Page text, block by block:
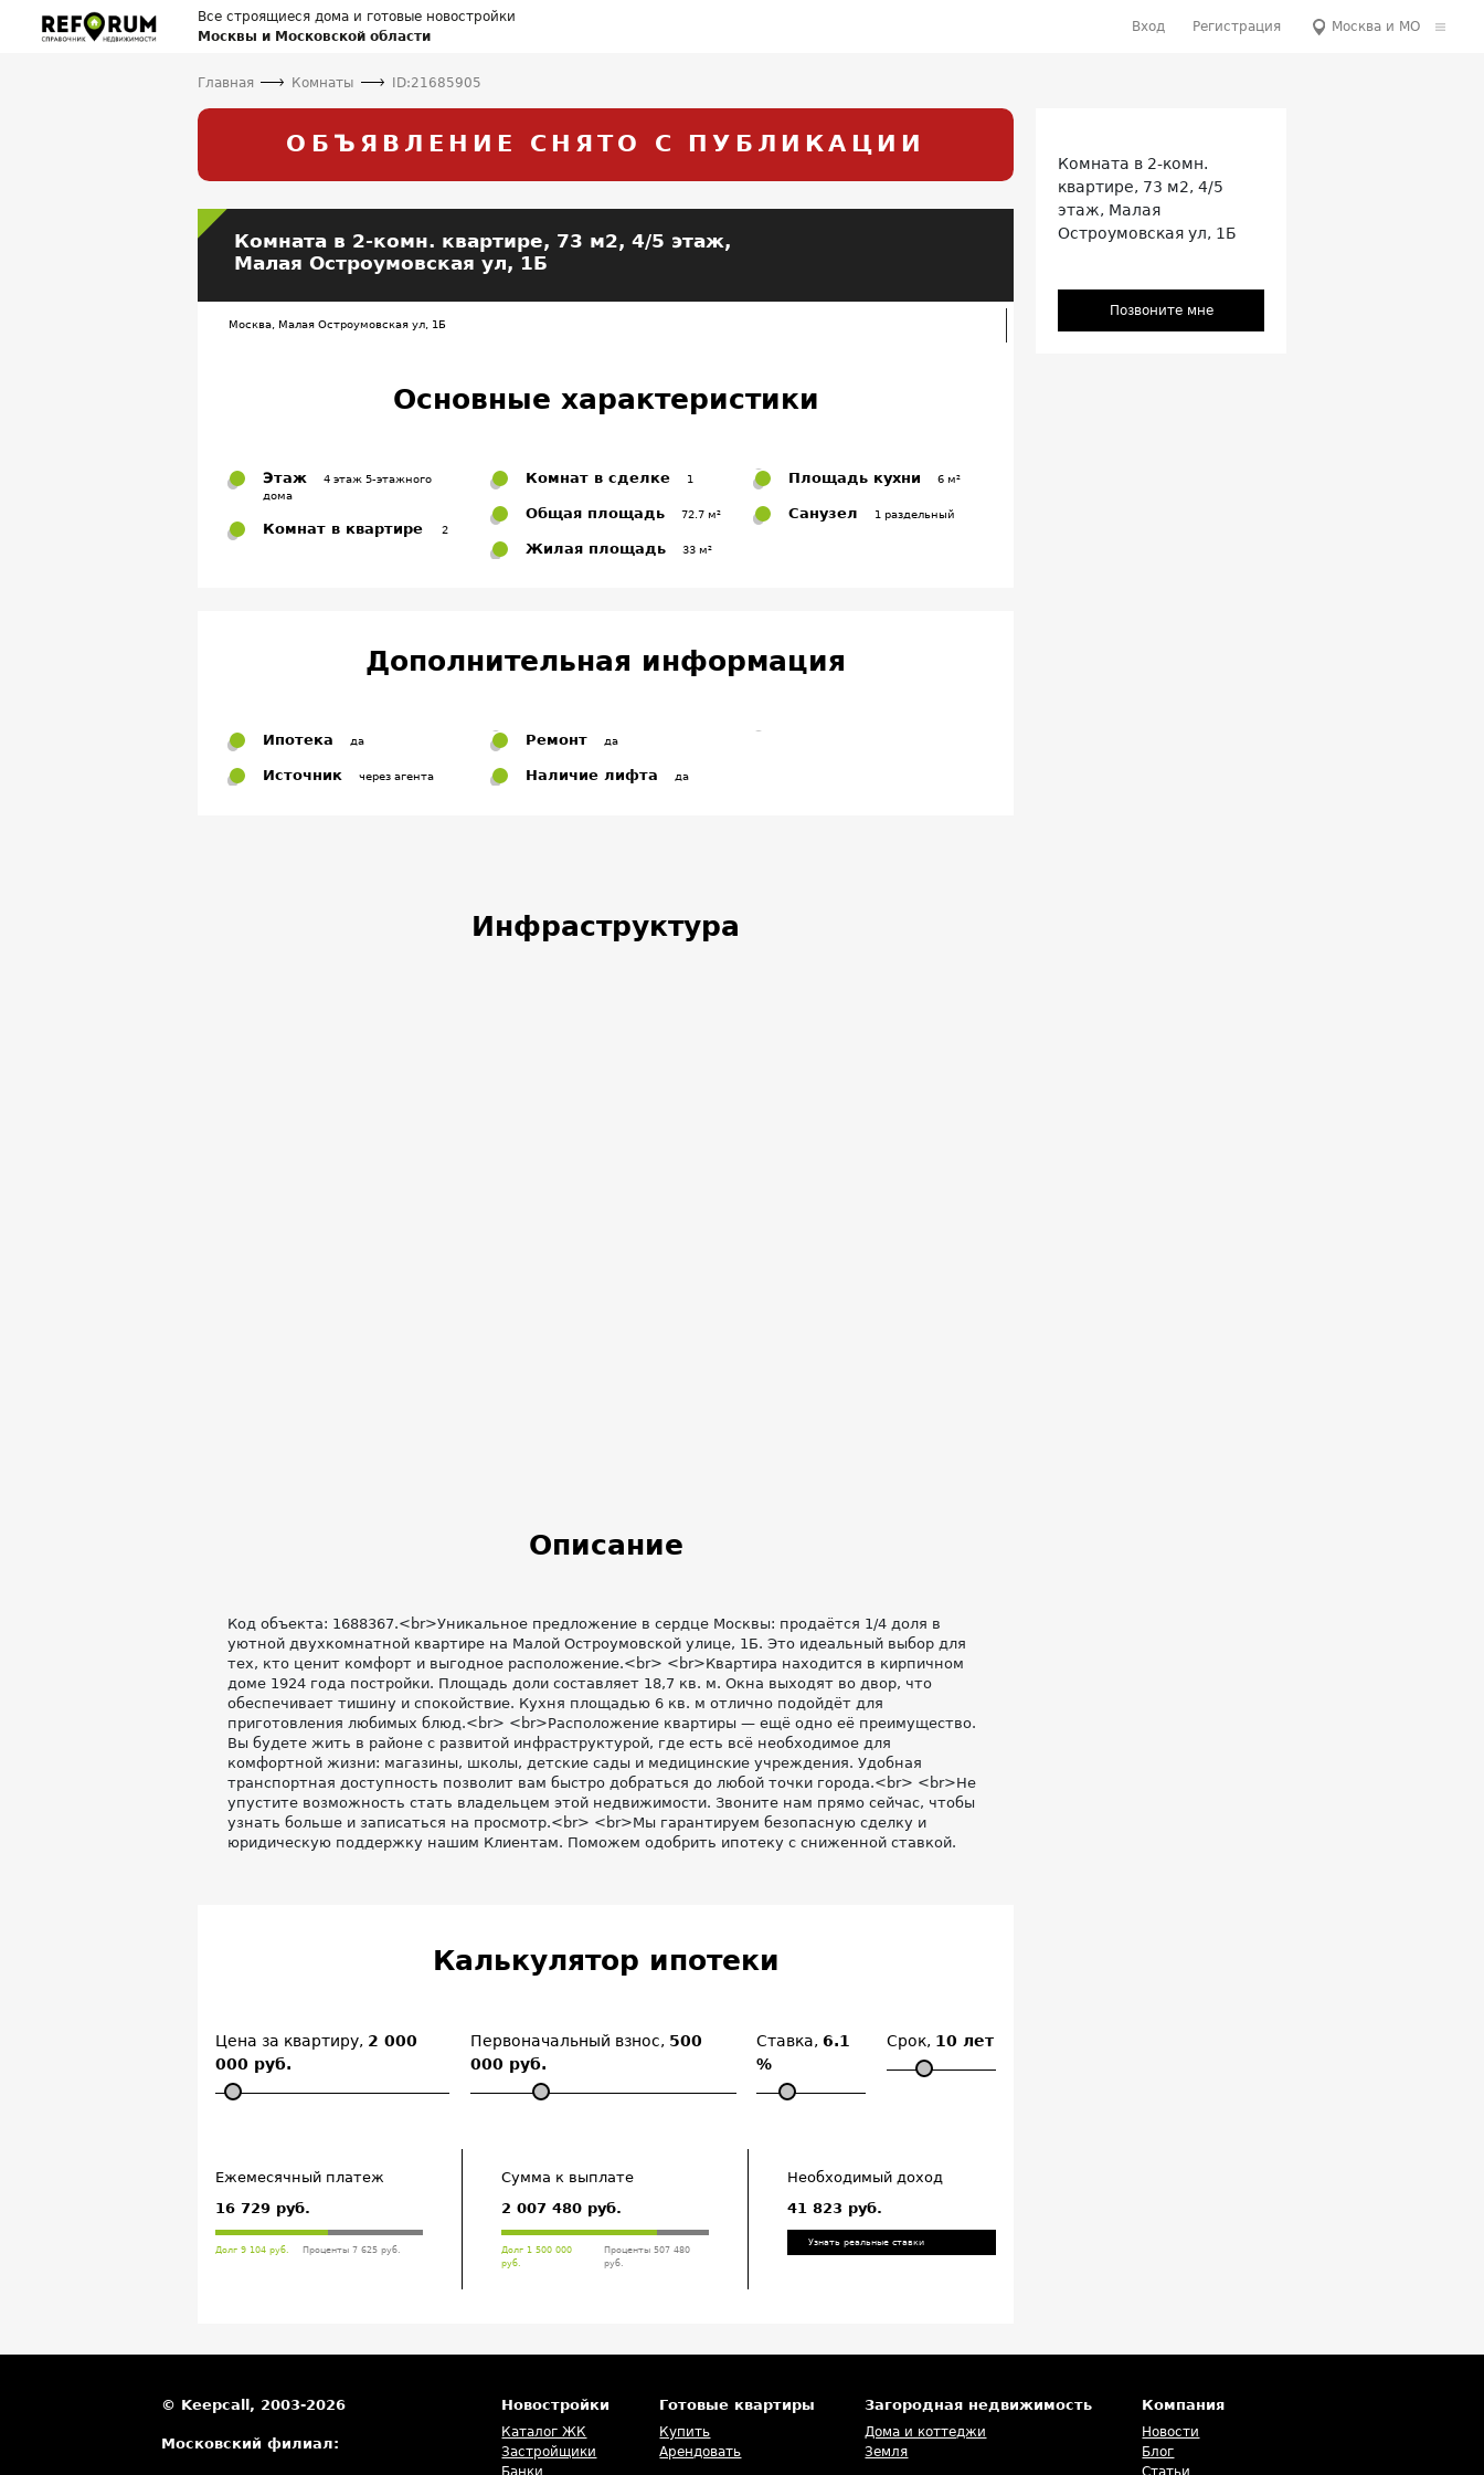
Все строящиеся дома и готовые новостройки
Москвы и Московской области
Вход Регистрация Москва и МО
Главная Комнаты ID:21685905
ОБЪЯВЛЕНИЕ СНЯТО С ПУБЛИКАЦИИ
Комната в 2-комн. квартире, 73 м2, 4/5 этаж,
Малая Остроумовская ул, 1Б
Москва, Малая Остроумовская ул, 1Б
Основные характеристики
Этаж
4 этаж 5-этажного
дома
Комнат в квартире 2
Комнат в сделке 1
Общая площадь 72.7 м²
Жилая площадь 33 м²
Площадь кухни 6 м²
Санузел 1 раздельный
Дополнительная информация
Ипотека да
Источник через агента
Ремонт да
Наличие лифта да
Инфраструктура
Описание
Код объекта: 1688367.<br>Уникальное предложение в сердце Москвы: продаётся 1/4 доля в
уютной двухкомнатной квартире на Малой Остроумовской улице, 1Б. Это идеальный выбор для
тех, кто ценит комфорт и выгодное расположение.<br> <br>Квартира находится в кирпичном
доме 1924 года постройки. Площадь доли составляет 18,7 кв. м. Окна выходят во двор, что
обеспечивает тишину и спокойствие. Кухня площадью 6 кв. м отлично подойдёт для
приготовления любимых блюд.<br> <br>Расположение квартиры — ещё одно её преимущество.
Вы будете жить в районе с развитой инфраструктурой, где есть всё необходимое для
комфортной жизни: магазины, школы, детские сады и медицинские учреждения. Удобная
транспортная доступность позволит вам быстро добраться до любой точки города.<br> <br>Не
упустите возможность стать владельцем этой недвижимости. Звоните нам прямо сейчас, чтобы
узнать больше и записаться на просмотр.<br> <br>Мы гарантируем безопасную сделку и
юридическую поддержку нашим Клиентам. Поможем одобрить ипотеку с сниженной ставкой.
Калькулятор ипотеки
Цена за квартиру, 2 000
000 руб.
Первоначальный взнос, 500
000 руб.
Ставка,6.1
%
Срок, 10 лет
Ежемесячный платеж
16 729 руб.
Долг 9 104 руб. Проценты 7 625 руб.
Сумма к выплате
2 007 480 руб.
Долг 1 500 000
руб.
Проценты 507 480
руб.
Необходимый доход
41 823 руб.
Узнать реальные ставки
Комната в 2-комн.
квартире, 73 м2, 4/5
этаж, Малая
Остроумовская ул, 1Б
Позвоните мне
© Keepcall, 2003-2026
Московский филиал:
Новостройки
Каталог ЖК
Застройщики
Банки
Готовые квартиры
Купить
Арендовать
Загородная недвижимость
Дома и коттеджи
Земля
Компания
Новости
Блог
Статьи